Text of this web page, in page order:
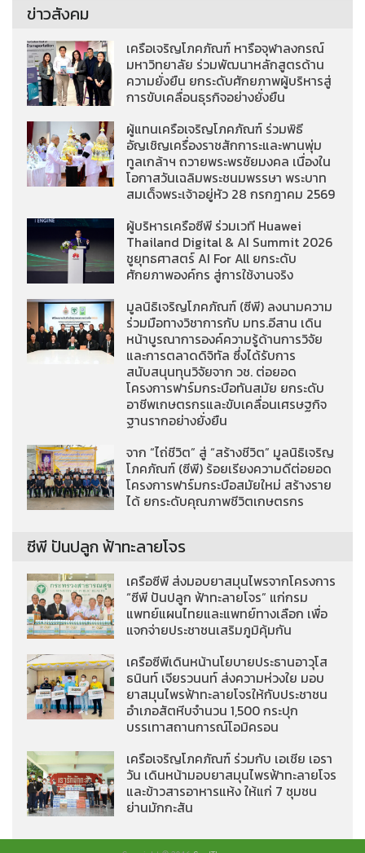
ข่าวสังคม
เครือเจริญโภคภัณฑ์ หารือจุฬาลงกรณ์
มหาวิทยาลัย ร่วมพัฒนาหลักสูตรด้าน
ความยั่งยืน ยกระดับศักยภาพผู้บริหารสู่
การขับเคลื่อนธุรกิจอย่างยั่งยืน
ผู้แทนเครือเจริญโภคภัณฑ์ ร่วมพิธี
อัญเชิญเครื่องราชสักการะและพานพุ่ม
ทูลเกล้าฯ ถวายพระพรชัยมงคล เนื่องใน
โอกาสวันเฉลิมพระชนมพรรษา พระบาท
สมเด็จพระเจ้าอยู่หัว 28 กรกฎาคม 2569
ผู้บริหารเครือซีพี ร่วมเวที Huawei
Thailand Digital & AI Summit 2026
ชูยุทธศาสตร์ AI For All ยกระดับ
ศักยภาพองค์กร สู่การใช้งานจริง
มูลนิธิเจริญโภคภัณฑ์ (ซีพี) ลงนามความ
ร่วมมือทางวิชาการกับ มทร.อีสาน เดิน
หน้าบูรณาการองค์ความรู้ด้านการวิจัย
และการตลาดดิจิทัล ซึ่งได้รับการ
สนับสนุนทุนวิจัยจาก วช. ต่อยอด
โครงการฟาร์มกระบือทันสมัย ยกระดับ
อาชีพเกษตรกรและขับเคลื่อนเศรษฐกิจ
ฐานรากอย่างยั่งยืน
จาก “ไถ่ชีวิต” สู่ “สร้างชีวิต” มูลนิธิเจริญ
โภคภัณฑ์ (ซีพี) ร้อยเรียงความดีต่อยอด
โครงการฟาร์มกระบือสมัยใหม่ สร้างราย
ได้ ยกระดับคุณภาพชีวิตเกษตรกร
ซีพี ปันปลูก ฟ้าทะลายโจร
เครือซีพี ส่งมอบยาสมุนไพรจากโครงการ
“ซีพี ปันปลูก ฟ้าทะลายโจร” แก่กรม
แพทย์แผนไทยและแพทย์ทางเลือก เพื่อ
แจกจ่ายประชาชนเสริมภูมิคุ้มกัน
เครือซีพีเดินหน้านโยบายประธานอาวุโส
ธนินท์ เจียรวนนท์ ส่งความห่วงใย มอบ
ยาสมุนไพรฟ้าทะลายโจรให้กับประชาชน
อำเภอสัตหีบจำนวน 1,500 กระปุก
บรรเทาสถานการณ์โอมิครอน
เครือเจริญโภคภัณฑ์ ร่วมกับ เอเชีย เอรา
วัน เดินหน้ามอบยาสมุนไพรฟ้าทะลายโจร
และข้าวสารอาหารแห้ง ให้แก่ 7 ชุมชน
ย่านมักกะสัน